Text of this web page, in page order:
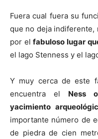
Fuera cual fuera su
que no deja
por elfabuloso lugar
el lago Stenness y el
Y muy cerca de este
encuentra el Ness
yacimiento
importante número de
de piedra de cien